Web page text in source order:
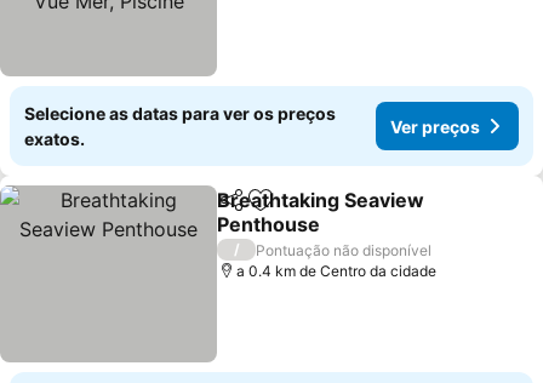
Selecione as datas para ver os preços
exatos.
Ver preços
PartilharAdicionar aos favoritos
Breathtaking Seaview
Penthouse
/
Pontuação não disponível
a 0.4 km de Centro da cidade